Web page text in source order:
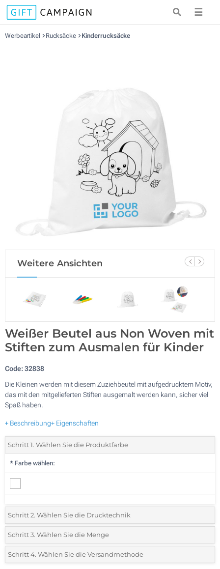
☰
Werbeartikel Rucksäcke Kinderrucksäcke
Weitere Ansichten
Weißer Beutel aus Non Woven mit
Stiften zum Ausmalen für Kinder
Code:32838
Die Kleinen werden mit diesem Zuziehbeutel mit aufgedrucktem Motiv,
das mit den mitgelieferten Stiften ausgemalt werden kann, sicher viel
Spaß haben.
+ Beschreibung+ Eigenschaften
Schritt 1. Wählen Sie die Produktfarbe
* Farbe wählen:
Schritt 2. Wählen Sie die Drucktechnik
*Wählen Sie die Druck- und Farbtechniken für Ihr Logo:
1 Farbig (Vorderseite)
Schritt 3. Wählen Sie die Menge
*Bitte wählen Sie Ihre gewünschte Menge
Schritt 4. Wählen Sie die Versandmethode